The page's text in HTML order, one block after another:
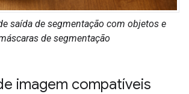
saída de segmentação com objetos e
de segmentação
imagem compatíveis